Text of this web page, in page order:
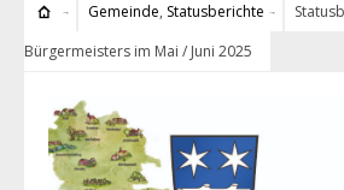
Gemeinde, Statusberichte
Bürgermeisters im Mai / Juni 2025